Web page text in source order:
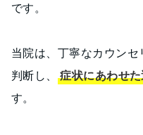
です。
当院は、丁寧なカウン
判断し、
症状にあわせ
す。